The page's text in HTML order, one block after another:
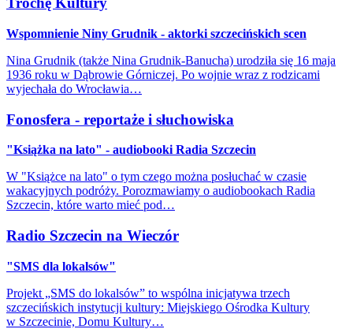
Wspomnienie Niny Grudnik - aktorki szczecińskich scen
Nina Grudnik (także Nina Grudnik-Banucha) urodziła się 16 maja
1936 roku w Dąbrowie Górniczej. Po wojnie wraz z rodzicami
wyjechała do Wrocławia…
Fonosfera - reportaże i słuchowiska
"Książka na lato" - audiobooki Radia Szczecin
W "Książce na lato" o tym czego można posłuchać w czasie
wakacyjnych podróży. Porozmawiamy o audiobookach Radia
Szczecin, które warto mieć pod…
Radio Szczecin na Wieczór
"SMS dla lokalsów"
Projekt „SMS do lokalsów” to wspólna inicjatywa trzech
szczecińskich instytucji kultury: Miejskiego Ośrodka Kultury
w Szczecinie, Domu Kultury…